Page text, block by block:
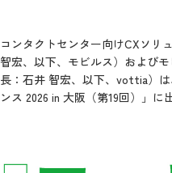
コンタクトセンター向けCXソリ
智宏、以下、モビルス）および
長：石井 智宏、以下、vottia）
ンス 2026 in 大阪（第19回）」に